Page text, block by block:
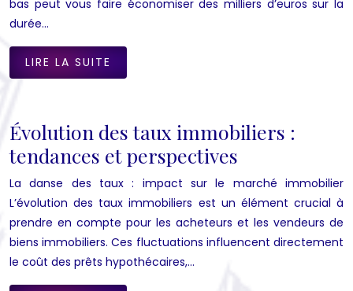
bas peut vous faire économiser des milliers d’euros sur la
durée…
LIRE LA SUITE
Évolution des taux immobiliers :
tendances et perspectives
La danse des taux : impact sur le marché immobilier
L’évolution des taux immobiliers est un élément crucial à
prendre en compte pour les acheteurs et les vendeurs de
biens immobiliers. Ces fluctuations influencent directement
le coût des prêts hypothécaires,…